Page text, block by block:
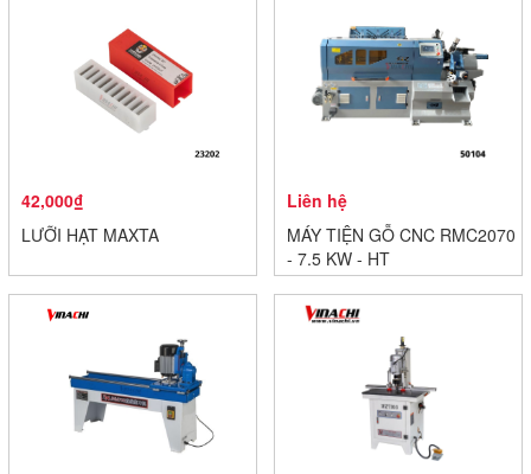
42,000₫
LƯỠI HẠT MAXTA
Liên hệ
MÁY TIỆN GỖ CNC RMC2070
- 7,5 KW - HT